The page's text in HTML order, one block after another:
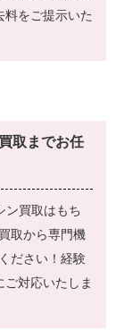
料をご提示いた
取までお任
ン買取はもち
取から専門機
ださい！経験
対応いたしま